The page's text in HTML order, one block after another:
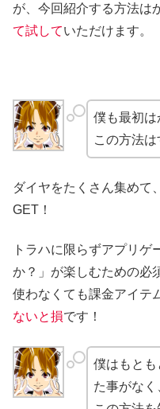
が、今回紹介する方法は
て試していただけます。
僕も最初は
この方法は
ダイヤをたくさん集めて
GET！
トラハに限らずアプリゲ
か？」が楽しむための必
使わなくても課金アイテ
ないと損です！
僕はもとも
た事がなく